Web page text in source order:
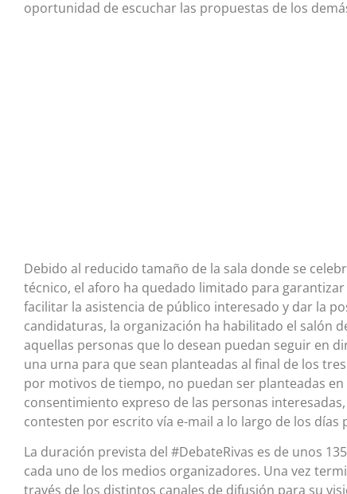
oportunidad de escuchar las propuestas de los
Debido al reducido tamaño de la sala donde se
técnico, el aforo ha quedado limitado para garantizar
facilitar la asistencia de público interesado y dar la
candidaturas, la organización ha habilitado el salón
aquellas personas que lo desean puedan seguir en
una urna para que sean planteadas al final de los
por motivos de tiempo, no puedan ser planteadas
consentimiento expreso de las personas
contesten por escrito vía e-mail a lo largo de los días
La duración prevista del #DebateRivas es de unos
cada uno de los medios organizadores. Una vez
través de los distintos canales de difusión para su